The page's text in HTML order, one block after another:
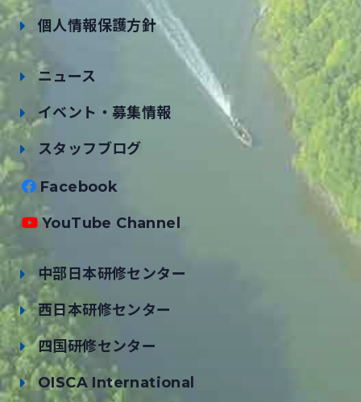
個人情報保護方針
ニュース
イベント・募集情報
スタッフブログ
Facebook
YouTube Channel
中部日本研修センター
西日本研修センター
四国研修センター
OISCA International